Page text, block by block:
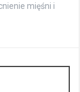
mięśni i